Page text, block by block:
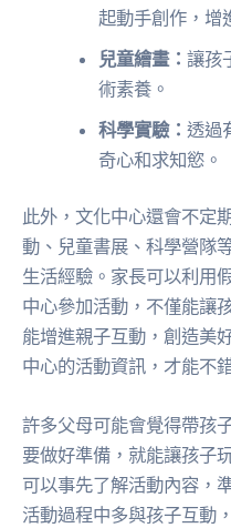
起動手創作，增
兒童繪畫：讓孩
術素養。
科學實驗：透過
奇心和求知慾。
此外，文化中心還會不定
動、兒童書展、科學營隊
生活經驗。家長可以利用
中心參加活動，不僅能讓
能增進親子互動，創造美
中心的活動資訊，才能不
許多父母可能會覺得帶孩
要做好準備，就能讓孩子
可以事先了解活動內容，
活動過程中多與孩子互動